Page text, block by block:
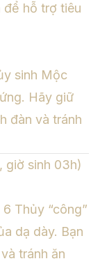
để hỗ trợ tiêu
sinh Mộc
Hãy giữ
đàn và tránh
giờ sinh 03h)
Thủy “công”
dạ dày. Bạn
tránh ăn